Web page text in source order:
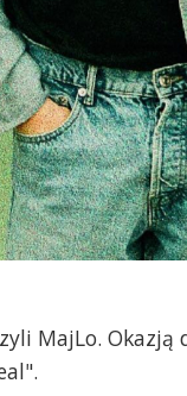
MajLo. Okazją